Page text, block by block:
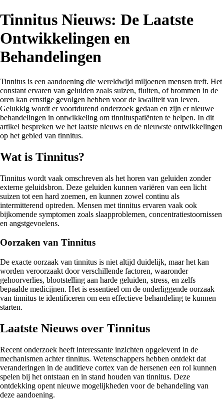
Tinnitus Nieuws: De Laatste
Ontwikkelingen en
Behandelingen
Tinnitus is een aandoening die wereldwijd miljoenen mensen treft. Het
constant ervaren van geluiden zoals suizen, fluiten, of brommen in de
oren kan ernstige gevolgen hebben voor de kwaliteit van leven.
Gelukkig wordt er voortdurend onderzoek gedaan en zijn er nieuwe
behandelingen in ontwikkeling om tinnituspatiënten te helpen. In dit
artikel bespreken we het laatste nieuws en de nieuwste ontwikkelingen
op het gebied van tinnitus.
Wat is Tinnitus?
Tinnitus wordt vaak omschreven als het horen van geluiden zonder
externe geluidsbron. Deze geluiden kunnen variëren van een licht
suizen tot een hard zoemen, en kunnen zowel continu als
intermitterend optreden. Mensen met tinnitus ervaren vaak ook
bijkomende symptomen zoals slaapproblemen, concentratiestoornissen
en angstgevoelens.
Oorzaken van Tinnitus
De exacte oorzaak van tinnitus is niet altijd duidelijk, maar het kan
worden veroorzaakt door verschillende factoren, waaronder
gehoorverlies, blootstelling aan harde geluiden, stress, en zelfs
bepaalde medicijnen. Het is essentieel om de onderliggende oorzaak
van tinnitus te identificeren om een effectieve behandeling te kunnen
starten.
Laatste Nieuws over Tinnitus
Recent onderzoek heeft interessante inzichten opgeleverd in de
mechanismen achter tinnitus. Wetenschappers hebben ontdekt dat
veranderingen in de auditieve cortex van de hersenen een rol kunnen
spelen bij het ontstaan en in stand houden van tinnitus. Deze
ontdekking opent nieuwe mogelijkheden voor de behandeling van
deze aandoening.